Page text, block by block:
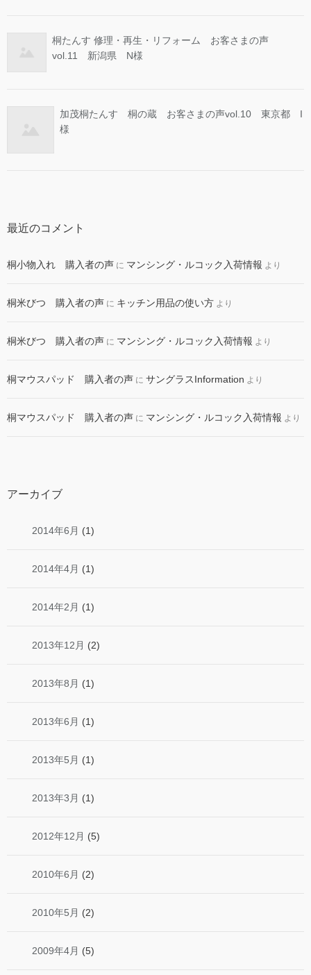
桐たんす 修理・再生・リフォーム お客さまの声
vol.11 新潟県 N様
加茂桐たんす 桐の蔵 お客さまの声vol.10 東京都 I
様
最近のコメント
桐小物入れ 購入者の声 に マンシング・ルコック入荷情報 より
桐米びつ 購入者の声 に キッチン用品の使い方 より
桐米びつ 購入者の声 に マンシング・ルコック入荷情報 より
桐マウスパッド 購入者の声 に サングラスInformation より
桐マウスパッド 購入者の声 に マンシング・ルコック入荷情報 より
アーカイブ
2014年6月 (1)
2014年4月 (1)
2014年2月 (1)
2013年12月 (2)
2013年8月 (1)
2013年6月 (1)
2013年5月 (1)
2013年3月 (1)
2012年12月 (5)
2010年6月 (2)
2010年5月 (2)
2009年4月 (5)